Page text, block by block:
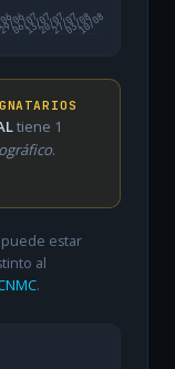
06
06/0713/0720/0727/0703/08
10/08
tiene 1
.
estar
al
.